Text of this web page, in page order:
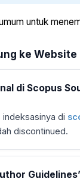
untuk
ke
di Scopus
di
discontinued.